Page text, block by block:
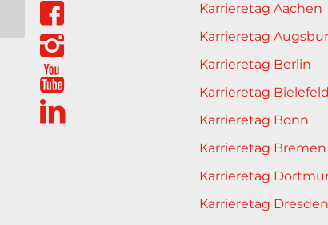
Karrieretag Aachen
Karrieretag
Karrieretag Berlin
Karrieretag Bielefeld
Karrieretag Bonn
Karrieretag Bremen
Karrieretag
Karrieretag Dresden